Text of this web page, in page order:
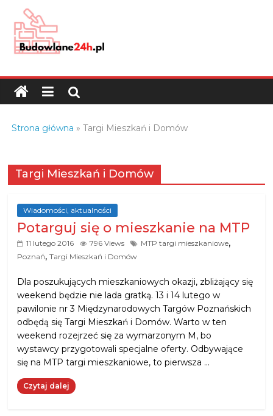
content
Budowlane24h.pl
portal
budowlany
z
Strona główna »Targi Mieszkań i Domów
Targi Mieszkań i Domów
Wiadomości, aktualności
Potarguj się o mieszkanie na MTP
11 lutego 2016 796 Views MTP targi mieszkaniowe,
Poznań,Targi Mieszkań i Domów
Dla poszukujących mieszkaniowych okazji, zbliżający się
weekend będzie nie lada gratką. 13 i 14 lutego w
pawilonie nr 3 Międzynarodowych Targów Poznańskich
odbędą się Targi Mieszkań i Domów. Warto w ten
weekend rozejrzeć się za wymarzonym M, bo
wystawcy przygotowali specjalne oferty. Odbywające
się na MTP targi mieszkaniowe, to pierwsza …
Czytaj dalej